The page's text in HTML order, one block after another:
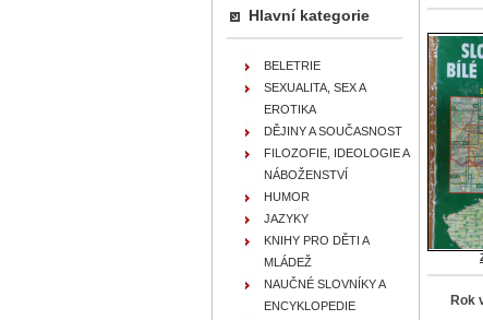
Rok
Hlavní kategorie
BELETRIE
SEXUALITA, SEX A
EROTIKA
DĚJINY A SOUČASNOST
FILOZOFIE, IDEOLOGIE A
NÁBOŽENSTVÍ
HUMOR
JAZYKY
KNIHY PRO DĚTI A
MLÁDEŽ
NAUČNÉ SLOVNÍKY A
ENCYKLOPEDIE